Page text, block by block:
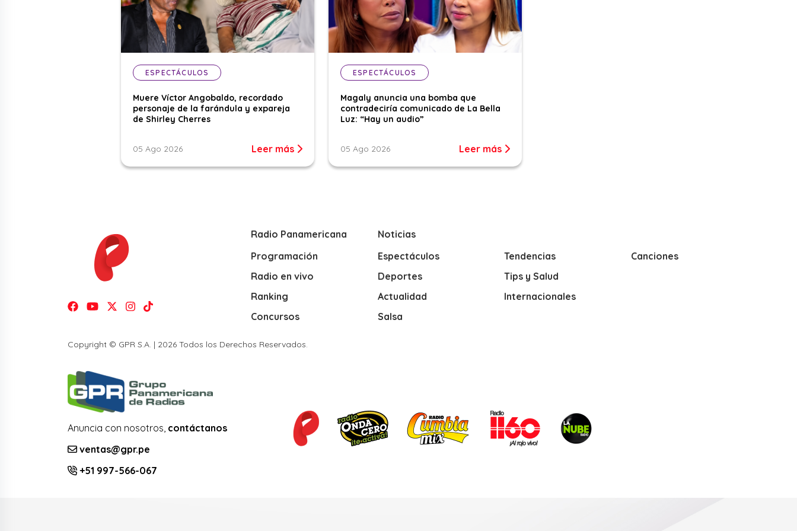
ESPECTÁCULOS
Muere Víctor Angobaldo, recordado
personaje de la farándula y expareja
de Shirley Cherres
05 Ago 2026 Leer más
ESPECTÁCULOS
Magaly anuncia una bomba que
contradeciría comunicado de La Bella
Luz: “Hay un audio”
05 Ago 2026 Leer más
Radio Panamericana
Programación
Radio en vivo
Ranking
Concursos
Noticias
Espectáculos
Deportes
Actualidad
Salsa
Tendencias
Tips y Salud
Internacionales
Canciones
Copyright © GPR S.A. | 2026 Todos los Derechos Reservados.
Anuncia con nosotros, contáctanos
ventas@gpr.pe
+51 997-566-067